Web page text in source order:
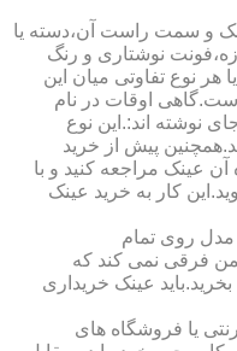
و سمت راست آن،دسته یا
نوشتاری و رنگ
هر نوع تفاوتی میان این
اوقات در نام
نوشته اند:.این نوع
پیش از خرید
آن عینک مراجعه کنید و با
کار به خرید عینک
روی تمام
فرقی نمی کند که
عینک خریداری
یا فروشگاه های